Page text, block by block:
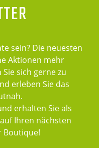
sein? Die neuesten
Aktionen mehr
sich gerne zu
erleben Sie das
erhalten Sie als
Ihren nächsten
Boutique!